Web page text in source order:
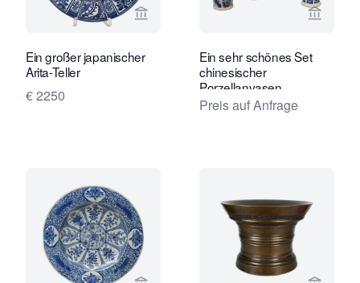
Verkaeuferseite von Limburg
Ein großer japanischer
Arita-Teller
€ 2250
Ein sehr schönes Set
chinesischer
Porzellanvasen
Preis auf Anfrage